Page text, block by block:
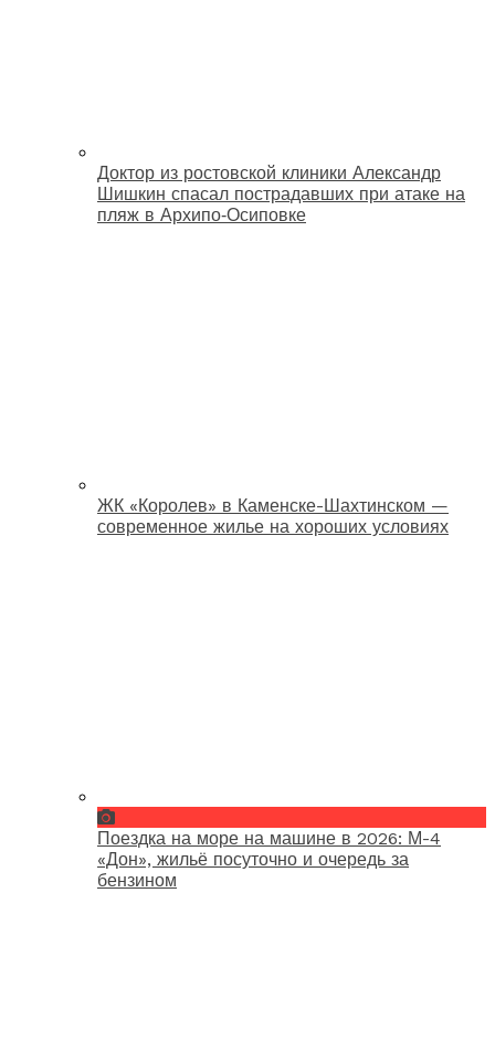
Доктор из ростовской клиники Александр
Шишкин спасал пострадавших при атаке на
пляж в Архипо‑Осиповке
ЖК «Королев» в Каменске-Шахтинском —
современное жилье на хороших условиях
Поездка на море на машине в 2026: М-4
«Дон», жильё посуточно и очередь за
бензином